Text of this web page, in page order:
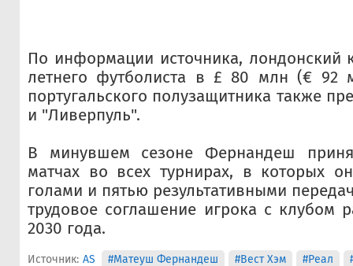
По информации источника, лондонский
летнего футболиста в £ 80 млн (€ 92
португальского полузащитника также
и "Ливерпуль".
В минувшем сезоне Фернандеш
матчах во всех турнирах, в которых
голами и пятью результативными
трудовое соглашение игрока с клубом
2030 года.
Источник: AS #Матеуш Фернандеш #Вест Хэм #Реал